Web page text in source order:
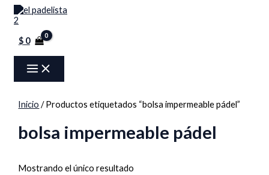
contenido
$0
MENU
Inicio / Productos etiquetados “bolsa impermeable pádel”
bolsa impermeable pádel
Mostrando el único resultado
Menú